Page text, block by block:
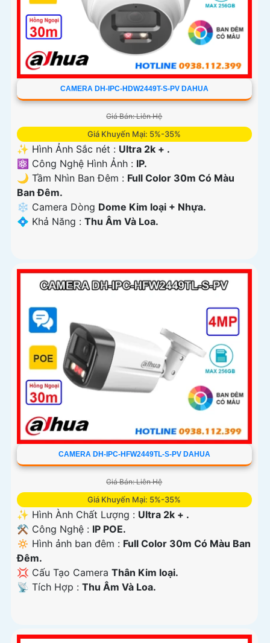
CAMERA DH-IPC-HDW2449T-S-PV DAHUA
Giá Bán: Liên Hệ
Giá Khuyến Mại: 5%-35%
✨ Hình Ảnh Sắc nét : Ultra 2k + .
⚛️ Công Nghệ Hình Ảnh : IP.
🌙 Tầm Nhìn Ban Đêm : Full Color 30m Có Màu
Ban Ðêm.
❄ Camera Dòng Dome Kim loại + Nhựa.
️💠 Khả Năng : Thu Âm Và Loa.
CAMERA DH-IPC-HFW2449TL-S-PV DAHUA
Giá Bán: Liên Hệ
Giá Khuyến Mại: 5%-35%
✨ Hình Ành Chất Lượng : Ultra 2k + .
⚒ Công Nghệ : IP POE.
🔅 Hình ảnh ban đêm : Full Color 30m Có Màu Ban
Ðêm.
💢 Cấu Tạo Camera Thân Kim loại.
️📡 Tích Hợp : Thu Âm Và Loa.